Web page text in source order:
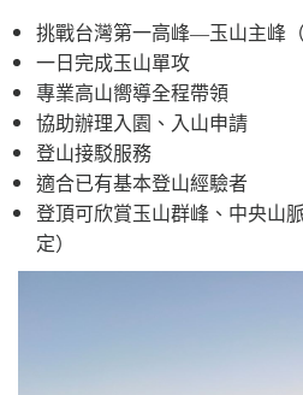
挑戰台灣第一高峰—玉山主峰（
一日完成玉山單攻
專業高山嚮導全程帶領
協助辦理入園、入山申請
登山接駁服務
適合已有基本登山經驗者
登頂可欣賞玉山群峰、中央山
定）